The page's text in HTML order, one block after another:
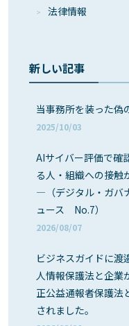
法律情報
新しい記事
当事務所を装った偽
2025/10/03
AIサイバー評価で確
る人・組織への接触
―（デジタル・ガバ
ュース No.7）
2026/08/07
ビジネスガイドに渡
人情報保護法と企業
正公益通報者保護法
されました。